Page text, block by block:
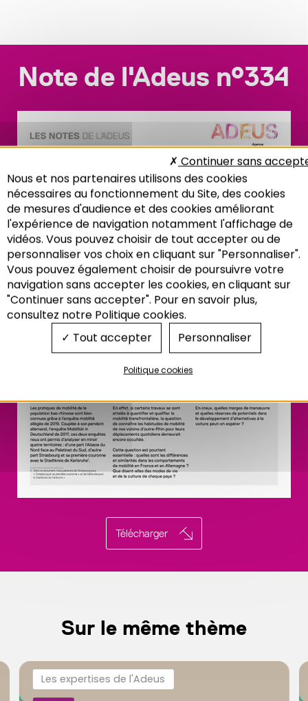
Recherche
Note de l'Adeus n°334
Télécharger
Sur le même thème
Les expertises de l'Adeus
Nous et nos partenaires utilisons des cookies
nécessaires au fonctionnement du Site, des cookies
de mesures d'audience et des cookies améliorant
l'expérience de navigation notamment l'affichage de
vidéos. Vous pouvez choisir de tout accepter ou de
personnaliser vos choix en cliquant sur "Personnaliser".
Vous pouvez également choisir de poursuivre votre
navigation sans accepter les cookies, en cliquant sur
"Continuer sans accepter". Pour en savoir plus,
consultez notre Politique cookies.
Tout accepter
Continuer sans
Personnaliser
Politique cookies